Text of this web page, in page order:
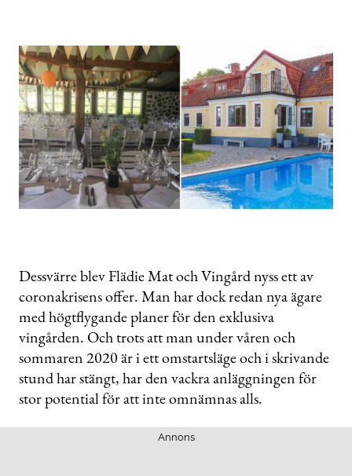
Dessvärre blev Flädie Mat och Vingård nyss ett av
coronakrisens offer. Man har dock redan nya ägare
med högtflygande planer för den exklusiva
vingården. Och trots att man under våren och
sommaren 2020 är i ett omstartsläge och i skrivande
stund har stängt, har den vackra anläggningen för
stor potential för att inte omnämnas alls.
Annons